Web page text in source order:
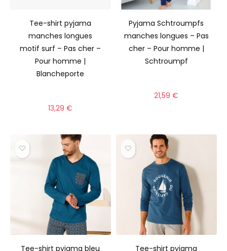
Tee-shirt pyjama
manches longues
motif surf – Pas cher –
Pour homme |
Blancheporte
13,29€
Pyjama Schtroumpfs
manches longues – Pas
cher – Pour homme |
Schtroumpf
21,59€
Tee-shirt pyjama bleu
Tee-shirt pyjama